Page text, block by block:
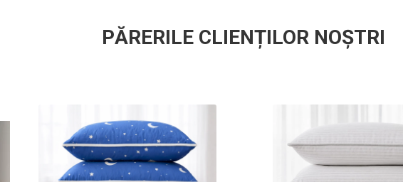
PĂRERILE CLIENȚILOR NOȘTRI